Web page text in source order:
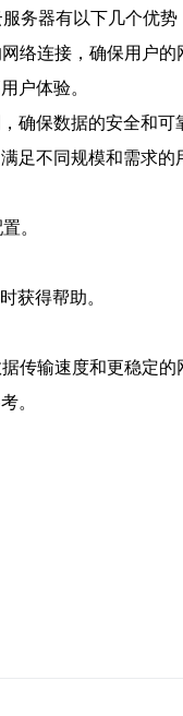
务器有以下几个优势
连接，确保用户的
户体验。
确保数据的安全和可
足不同规模和需求的
。
获得帮助。
输速度和更稳定
。